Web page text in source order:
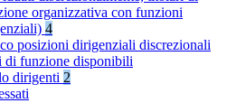
organizzativa con funzioni
4
posizioni dirigenziali discrezionali
di funzione disponibili
dirigenti 2